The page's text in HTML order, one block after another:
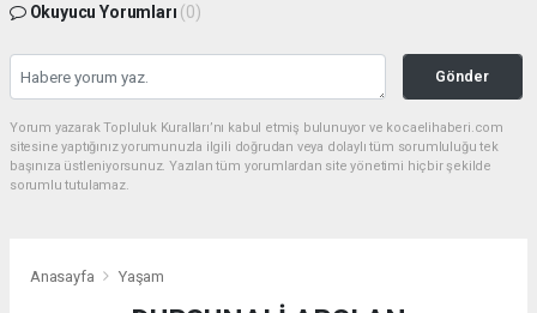
Okuyucu Yorumları (0)
Gönder
Yorum yazarak Topluluk Kuralları’nı kabul etmiş bulunuyor ve kocaelihaberi.com
sitesine yaptığınız yorumunuzla ilgili doğrudan veya dolaylı tüm sorumluluğu tek
başınıza üstleniyorsunuz. Yazılan tüm yorumlardan site yönetimi hiçbir şekilde
sorumlu tutulamaz.
Anasayfa Yaşam